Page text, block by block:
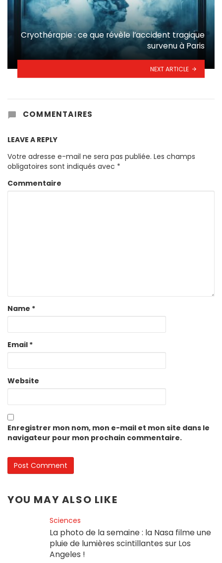
Cryothérapie : ce que révèle l’accident tragique
survenu à Paris
NEXT ARTICLE
COMMENTAIRES
LEAVE A REPLY
Votre adresse e-mail ne sera pas publiée. Les champs
obligatoires sont indiqués avec *
Commentaire
Name *
Email *
Website
Enregistrer mon nom, mon e-mail et mon site dans le
navigateur pour mon prochain commentaire.
YOU MAY ALSO LIKE
Sciences
La photo de la semaine : la Nasa filme une
pluie de lumières scintillantes sur Los
Angeles !